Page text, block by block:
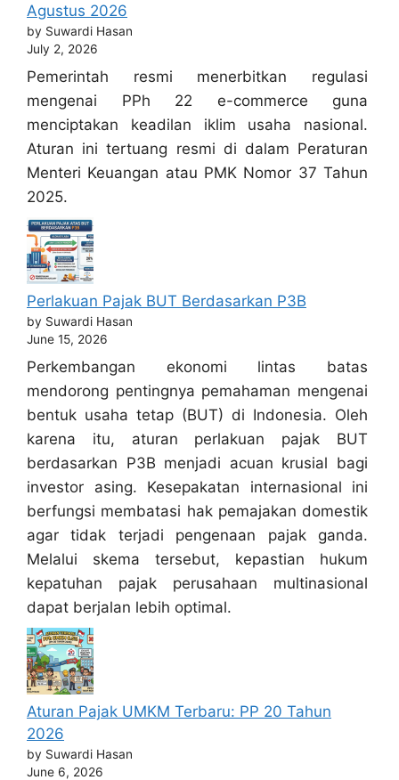
Agustus 2026
by Suwardi Hasan
July 2, 2026
Pemerintah resmi menerbitkan regulasi
mengenai PPh 22 e-commerce guna
menciptakan keadilan iklim usaha nasional.
Aturan ini tertuang resmi di dalam Peraturan
Menteri Keuangan atau PMK Nomor 37 Tahun
2025.
Perlakuan Pajak BUT Berdasarkan P3B
by Suwardi Hasan
June 15, 2026
Perkembangan ekonomi lintas batas
mendorong pentingnya pemahaman mengenai
bentuk usaha tetap (BUT) di Indonesia. Oleh
karena itu, aturan perlakuan pajak BUT
berdasarkan P3B menjadi acuan krusial bagi
investor asing. Kesepakatan internasional ini
berfungsi membatasi hak pemajakan domestik
agar tidak terjadi pengenaan pajak ganda.
Melalui skema tersebut, kepastian hukum
kepatuhan pajak perusahaan multinasional
dapat berjalan lebih optimal.
Aturan Pajak UMKM Terbaru: PP 20 Tahun
2026
by Suwardi Hasan
June 6, 2026